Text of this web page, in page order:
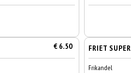
€ 6.50 FRIET
Frikandel